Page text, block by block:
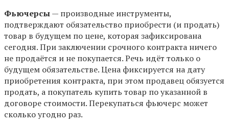
Фьючерсы— производные инструменты,
подтверждают обязательство приобрести (и продать)
товар в будущем по цене, которая зафиксирована
сегодня. При заключении срочного контракта ничего
не продаётся и не покупается. Речь идёт только о
будущем обязательстве. Цена фиксируется на дату
приобретения контракта, при этом продавец обязуется
продать, а покупатель купить товар по указанной в
договоре стоимости. Перекупаться фьючерс может
сколько угодно раз.